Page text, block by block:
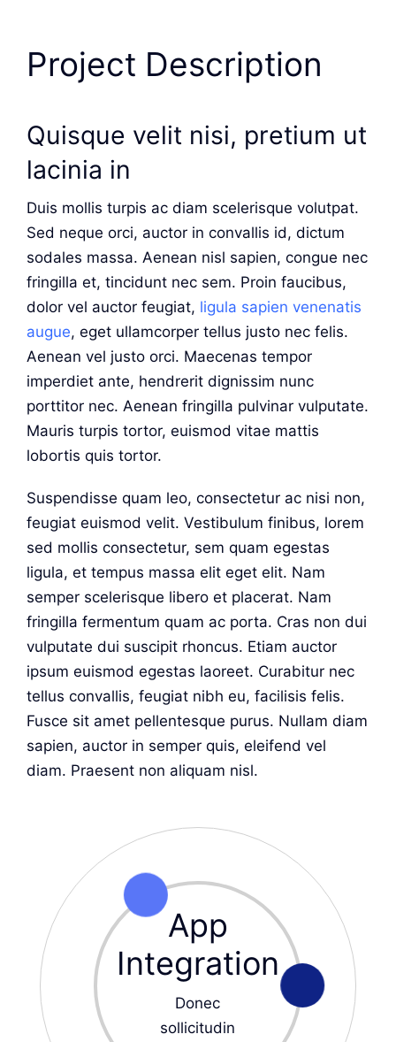
Project Description
Quisque velit nisi, pretium ut
lacinia in
Duis mollis turpis ac diam scelerisque volutpat.
Sed neque orci, auctor in convallis id, dictum
sodales massa. Aenean nisl sapien, congue nec
fringilla et, tincidunt nec sem. Proin faucibus,
dolor vel auctor feugiat, ligula sapien venenatis
augue, eget ullamcorper tellus justo nec felis.
Aenean vel justo orci. Maecenas tempor
imperdiet ante, hendrerit dignissim nunc
porttitor nec. Aenean fringilla pulvinar vulputate.
Mauris turpis tortor, euismod vitae mattis
lobortis quis tortor.
Suspendisse quam leo, consectetur ac nisi non,
feugiat euismod velit. Vestibulum finibus, lorem
sed mollis consectetur, sem quam egestas
ligula, et tempus massa elit eget elit. Nam
semper scelerisque libero et placerat. Nam
fringilla fermentum quam ac porta. Cras non dui
vulputate dui suscipit rhoncus. Etiam auctor
ipsum euismod egestas laoreet. Curabitur nec
tellus convallis, feugiat nibh eu, facilisis felis.
Fusce sit amet pellentesque purus. Nullam diam
sapien, auctor in semper quis, eleifend vel
diam. Praesent non aliquam nisl.
App
Integration
Donec
sollicitudin